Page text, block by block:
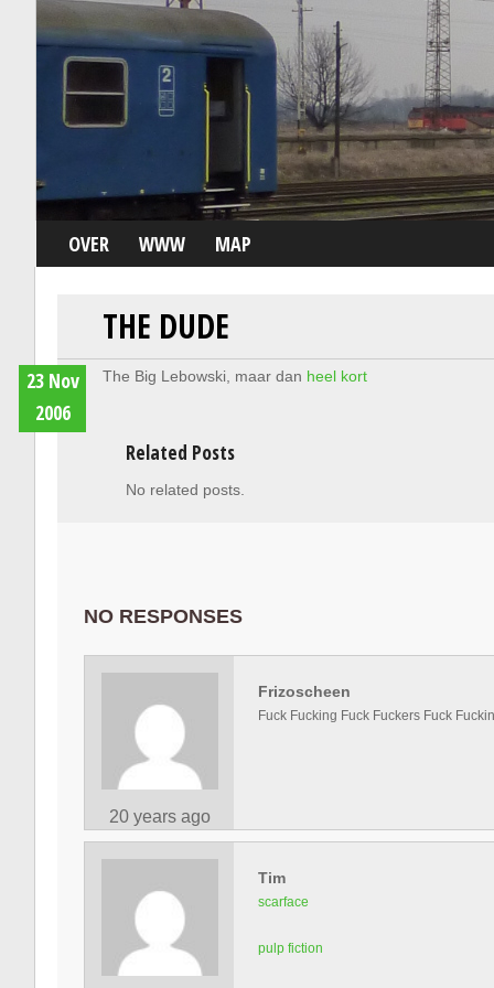
OVER WWW MAP
THE DUDE
23 Nov
2006
The Big Lebowski, maar dan heel kort
Related Posts
No related posts.
NO RESPONSES
20 years ago
Frizoscheen
Fuck Fucking Fuck Fuckers Fuck
Tim
scarface
pulp fiction